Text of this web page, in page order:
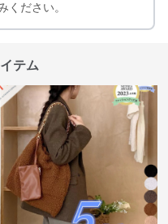
ください。
テム